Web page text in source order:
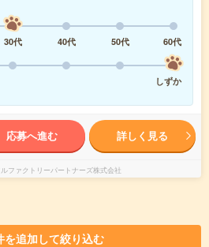
30代 40代 50代
60代
しずか
応募へ進む 詳しく見る
ファクトリーパートナーズ株式会社
を追加して絞り込む